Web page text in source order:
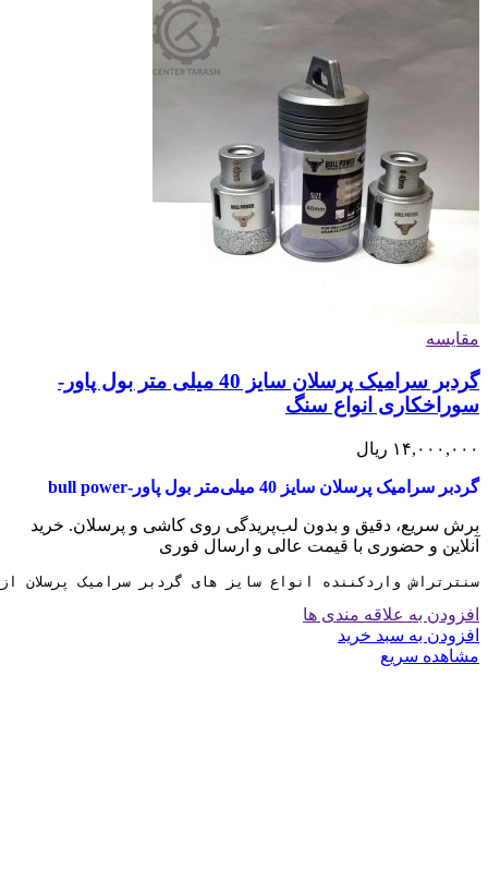
مقایسه
گردبر سرامیک پرسلان سایز 40 میلی متر بول پاور-
سوراخکاری انواع سنگ
۱۴,۰۰۰,۰۰۰ ریال
گردبر سرامیک پرسلان سایز 40 میلی‌متر بول پاور-bull power
برش سریع، دقیق و بدون لب‌پریدگی روی کاشی و پرسلان. خرید
آنلاین و حضوری با قیمت عالی و ارسال فوری
سنترتراش واردکننده انواع سایز های گردبر سرامیک پرسلان از سایز 6 تا 130 میلی
افزودن به علاقه مندی ها
افزودن به سبد خرید
مشاهده سریع